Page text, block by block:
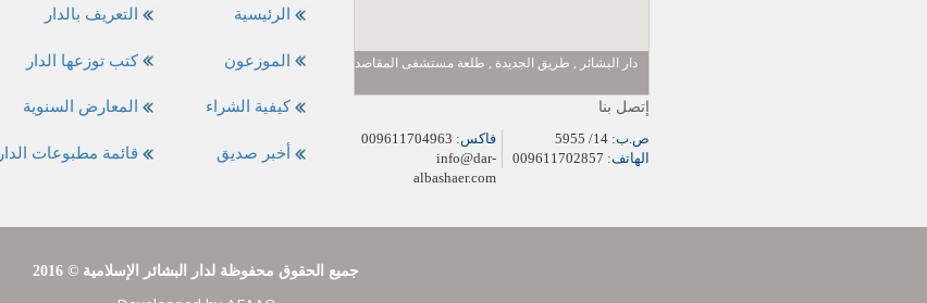
التعريف بالدار
كتب توزعها الدار
المعارض السنوية
قائمة مطبوعات الدار
الرئيسية
الموزعون
كيفية الشراء
أخبر صديق
دار البشائر , طريق الجديدة , طلعة مستشفى المقاصد
إتصل بنا
ص.ب:
الهاتف:
فاكس:
info@dar-
albashaer.com
2016 © جميع الحقوق محفوظة لدار البشائر الإسلامية